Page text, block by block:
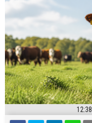
12:38